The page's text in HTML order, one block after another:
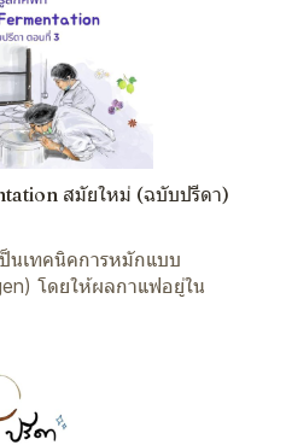
สมัยใหม่ (ฉบับปรีดา)
นเทคนิคการหมักแบบ
โดยให้ผลกาแฟอยู่ใน